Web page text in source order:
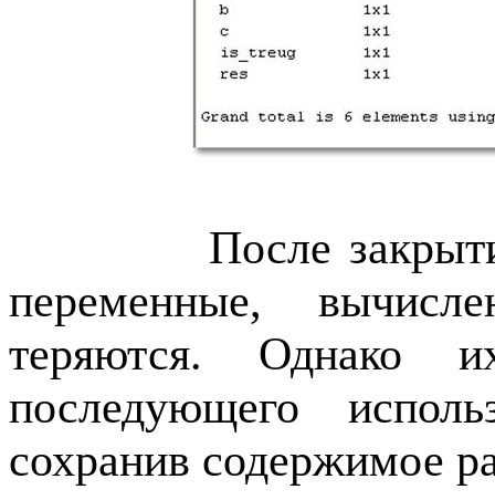
После
переменные,
теряются. Однако
последующего
сохранив содержимое